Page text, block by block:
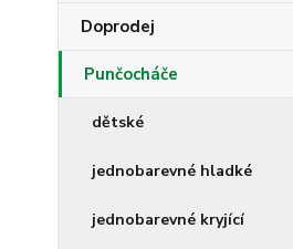
Doprodej
Punčocháče
dětské
jednobarevné hladké
jednobarevné kryjící